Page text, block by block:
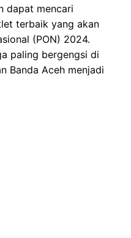
dapat mencari
terbaik yang akan
(PON) 2024.
paling bergengsi di
Banda Aceh menjadi